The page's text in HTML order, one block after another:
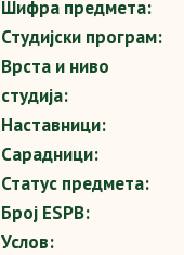
Шифра предмета:
Студијски програм:
Врста и ниво
студија:
Наставници:
Сарадници:
Статус предмета:
Број ESPB:
Услов: